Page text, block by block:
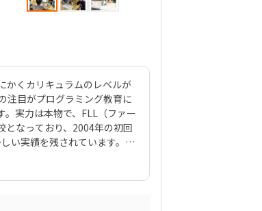
かくカリキュラムのレベルが
注目がプログラミング教育に
実力は本物で、FLL（ファー
となっており、2004年の初回
い実績を残されています。長
けている生徒さんも多数。
く、意欲的に学ぶ生徒が多
実剛健」なイメージのCrefus